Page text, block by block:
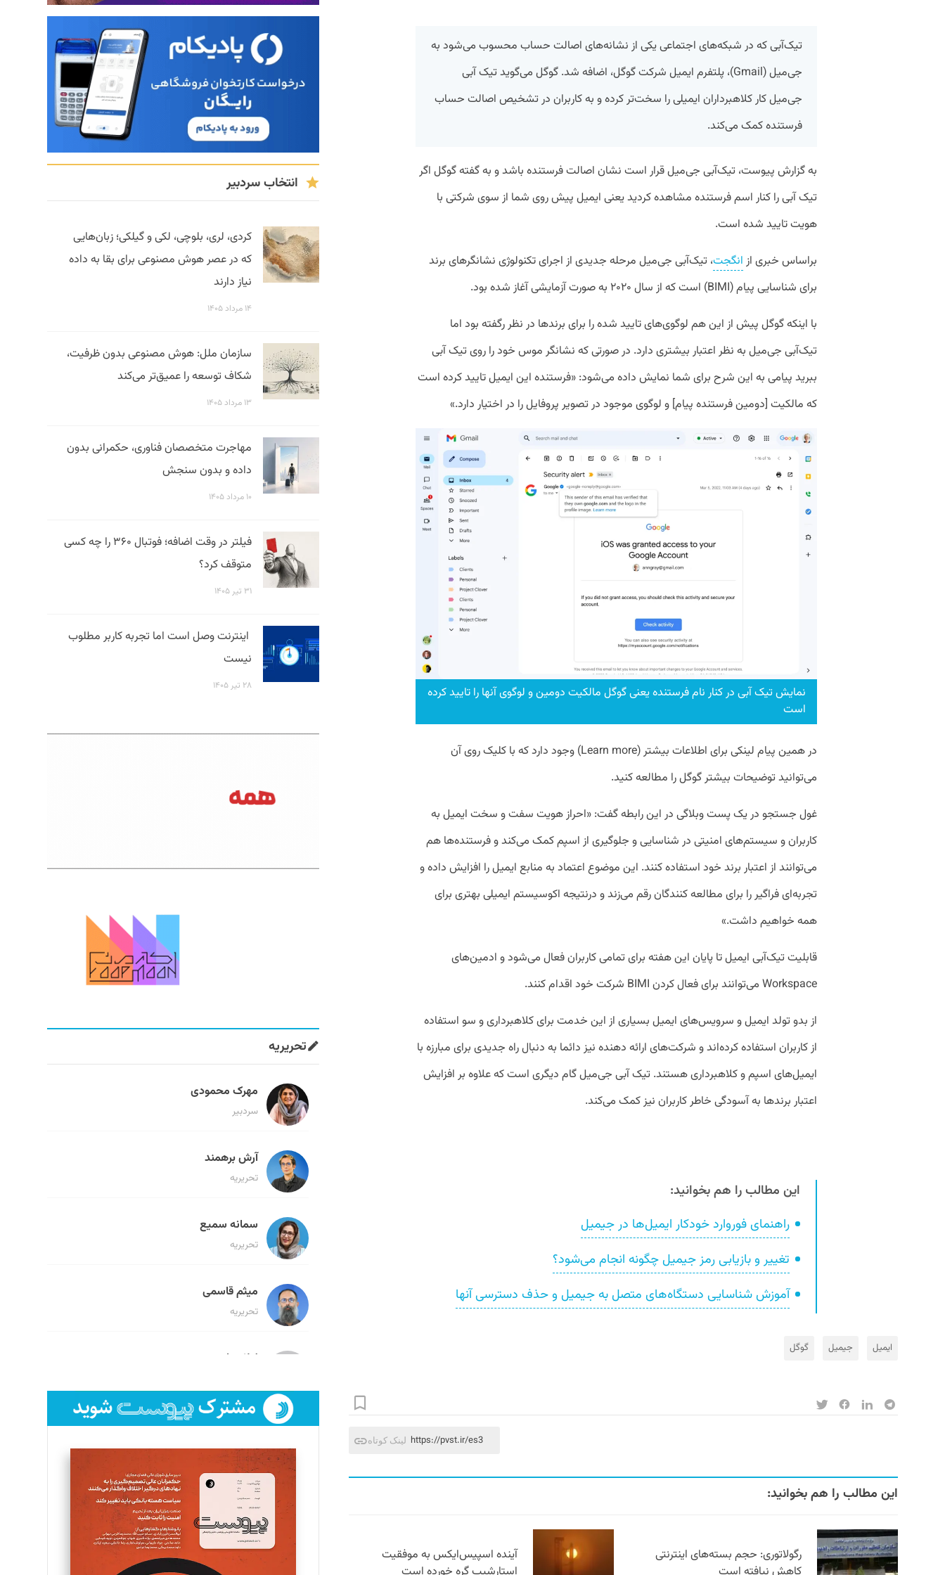
تیک‌آبی که در شبکه‌های اجتماعی یکی از نشانه‌های اصالت حساب محسوب می‌شود به
جی‌میل (Gmail)، پلتفرم ایمیل شرکت گوگل، اضافه شد. گوگل می‌گوید تیک آبی
جی‌میل کار کلاهبرداران ایمیلی را سخت‌تر کرده و به کاربران در تشخیص اصالت حساب
فرستنده کمک می‌کند.
به گزارش پیوست، تیک‌آبی جی‌میل قرار است نشان اصالت فرستنده باشد و به گفته گوگل اگر
تیک آبی را کنار اسم فرستنده مشاهده کردید یعنی ایمیل پیش روی شما از سوی شرکتی با
هویت تایید شده است.
براساس خبری از انگجت، تیک‌آبی جی‌میل مرحله جدیدی از اجرای تکنولوژی نشانگر‌های برند
برای شناسایی پیام (BIMI) است که از سال ۲۰۲۰ به صورت آزمایشی آغاز شده بود.
با اینکه گوگل پیش از این هم لوگوی‌های تایید شده را برای برند‌ها در نظر رگفته بود اما
تیک‌آبی جی‌میل به نظر اعتبار بیشتری دارد. در صورتی که نشانگر موس خود را روی تیک آبی
ببرید پیامی به این شرح برای شما نمایش داده می‌شود: «فرستنده این ایمیل تایید کرده است
که مالکیت [دومین فرستنده پیام] و لوگوی موجود در تصویر پروفایل را در اختیار دارد.»
نمایش تیک‌ آبی در کنار نام فرستنده یعنی گوگل مالکیت دومین و لوگوی آنها را تایید کرده
است
در همین پیام لینکی برای اطلاعات بیشتر (Learn more) وجود دارد که با کلیک روی آن
می‌توانید توضیحات بیشتر گوگل را مطالعه کنید.
غول جستجو در یک پست وبلاگی در این رابطه گفت: «احراز هویت سفت و سخت ایمیل به
کاربران و سیستم‌های امنیتی در شناسایی و جلوگیری از اسپم کمک می‌کند و فرستنده‌ها هم
می‌توانند از اعتبار برند خود استفاده کنند. این موضوع اعتماد به منابع ایمیل را افزایش داده و
تجربه‌ای فراگیر را برای مطالعه کنندگان رقم می‌زند و درنتیجه اکوسیستم ایمیلی بهتری برای
همه خواهیم داشت.»
قابلیت تیک‌آبی ایمیل تا پایان این هفته برای تمامی کاربران فعال می‌شود و ادمین‌های
Workspace می‌توانند برای فعال کردن BIMI شرکت خود اقدام کنند.
از بدو تولد ایمیل و سرویس‌های ایمیل بسیاری از این خدمت برای کلاهبرداری و سو استفاده
از کاربران استفاده کرده‌اند و شرکت‌های ارائه دهنده نیز دائما به دنبال راه جدیدی برای مبارزه با
ایمیل‌های اسپم و کلاهبرداری هستند. تیک آبی جی‌میل گام دیگری است که علاوه بر افزایش
اعتبار برند‌ها به آسودگی خاطر کاربران نیز کمک می‌کند.
این مطالب را هم بخوانید:
راهنمای فوروارد خودکار ایمیل‌ها در جیمیل
تغییر و بازیابی رمز جیمیل چگونه انجام می‌شود؟
آموزش شناسایی دستگاه‌های متصل به جیمیل و حذف دسترسی آنها
ایمیل جیمیل گوگل
لینک کوتاه https://pvst.ir/es3
این مطالب را هم بخوانید:
رگولاتوری: حجم بسته‌های اینترنتی
آینده اسپیس‌ایکس به موفقیت
انتخاب سردبیر
کردی، لری، بلوچی، لکی و گیلکی؛ زبان‌هایی
که در عصر هوش مصنوعی برای بقا به داده
نیاز دارند
۱۴ مرداد ۱۴۰۵
سازمان ملل: هوش مصنوعی بدون ظرفیت،
شکاف توسعه را عمیق‌تر می‌کند
۱۳ مرداد ۱۴۰۵
مهاجرت متخصصان فناوری، حکمرانی بدون
داده و بدون سنجش
۱۰ مرداد ۱۴۰۵
فیلتر در وقت اضافه؛ فوتبال ۳۶۰ را چه کسی
متوقف کرد؟
۳۱ تیر ۱۴۰۵
اینترنت وصل است اما تجربه کاربر مطلوب
نیست
۲۸ تیر ۱۴۰۵
تحریریه
مهرک محمودی
سردبیر
آرش برهمند
تحریریه
سمانه سمیع
تحریریه
میثم قاسمی
تحریریه
لیلا حنارود
فائزه فتحی رستمی
تحریریه
سروش کرمیان
تحریریه
مینا پاکدل